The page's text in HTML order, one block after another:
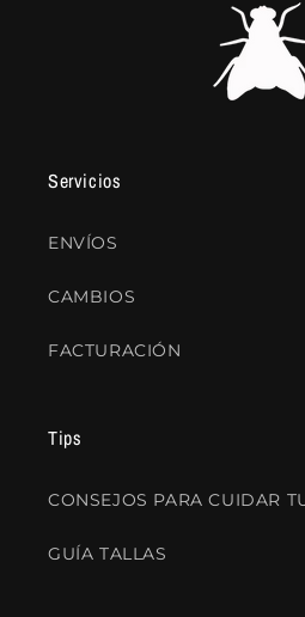
Servicios
ENVÍOS
CAMBIOS
FACTURACIÓN
Tips
CONSEJOS PARA CUIDAR
GUÍA TALLAS